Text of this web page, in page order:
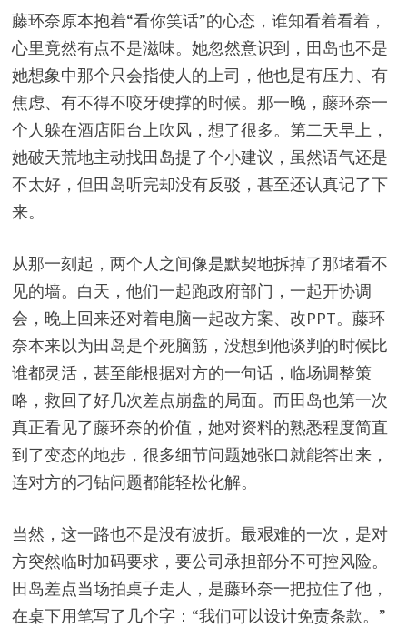
藤环奈原本抱着“看你笑话”的心态，谁知看着看着，
心里竟然有点不是滋味。她忽然意识到，田岛也不是
她想象中那个只会指使人的上司，他也是有压力、有
焦虑、有不得不咬牙硬撑的时候。那一晚，藤环奈一
个人躲在酒店阳台上吹风，想了很多。第二天早上，
她破天荒地主动找田岛提了个小建议，虽然语气还是
不太好，但田岛听完却没有反驳，甚至还认真记了下
来。
从那一刻起，两个人之间像是默契地拆掉了那堵看不
见的墙。白天，他们一起跑政府部门，一起开协调
会，晚上回来还对着电脑一起改方案、改PPT。藤环
奈本来以为田岛是个死脑筋，没想到他谈判的时候比
谁都灵活，甚至能根据对方的一句话，临场调整策
略，救回了好几次差点崩盘的局面。而田岛也第一次
真正看见了藤环奈的价值，她对资料的熟悉程度简直
到了变态的地步，很多细节问题她张口就能答出来，
连对方的刁钻问题都能轻松化解。
当然，这一路也不是没有波折。最艰难的一次，是对
方突然临时加码要求，要公司承担部分不可控风险。
田岛差点当场拍桌子走人，是藤环奈一把拉住了他，
在桌下用笔写了几个字：“我们可以设计免责条款。”